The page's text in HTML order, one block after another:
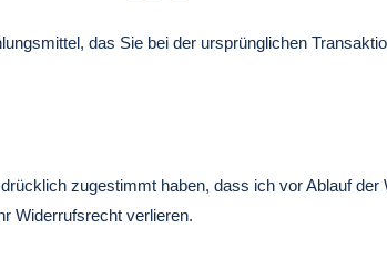
das Sie bei der ursprünglichen
zugestimmt haben, dass ich vor Ablauf
Widerrufsrecht verlieren.